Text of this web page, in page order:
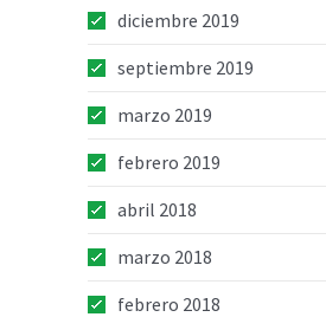
diciembre 2019
septiembre 2019
marzo 2019
febrero 2019
abril 2018
marzo 2018
febrero 2018